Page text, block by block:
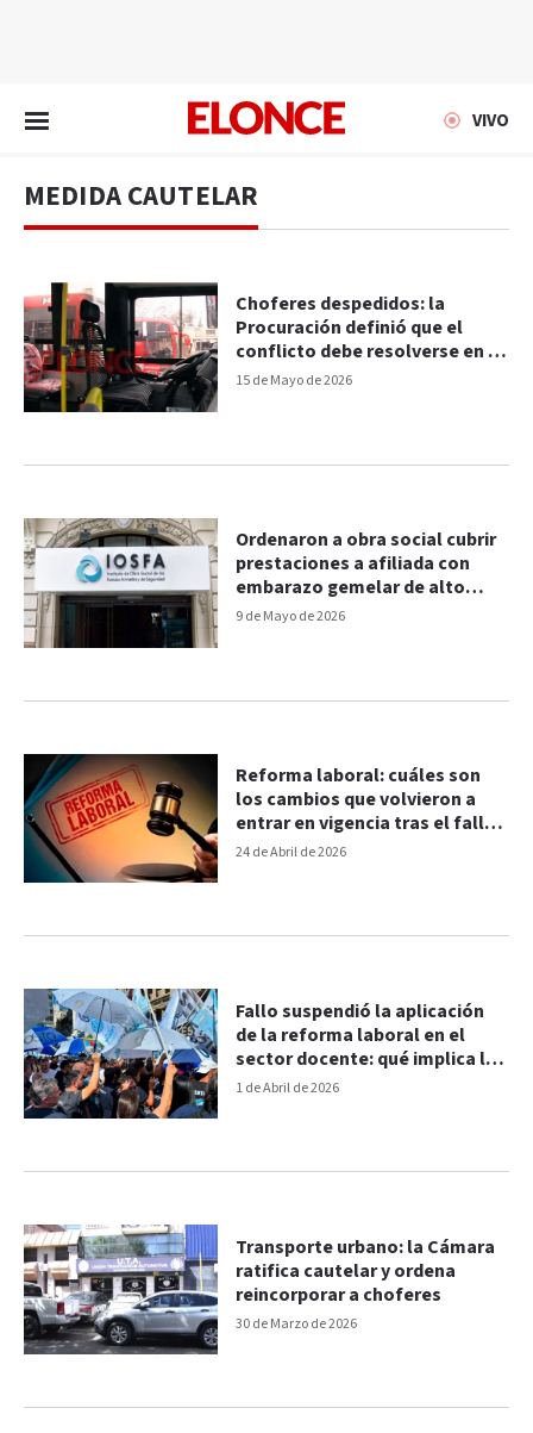
VIVO
MEDIDA CAUTELAR
15 de Mayo de 2026
Choferes despedidos: la
Procuración definió que el
conflicto debe resolverse en el
fuero laboral de Paraná
9 de Mayo de 2026
Ordenaron a obra social cubrir
prestaciones a afiliada con
embarazo gemelar de alto
riesgo
24 de Abril de 2026
Reforma laboral: cuáles son
los cambios que volvieron a
entrar en vigencia tras el fallo
de la Cámara
1 de Abril de 2026
Fallo suspendió la aplicación
de la reforma laboral en el
sector docente: qué implica la
medida
30 de Marzo de 2026
Transporte urbano: la Cámara
ratifica cautelar y ordena
reincorporar a choferes